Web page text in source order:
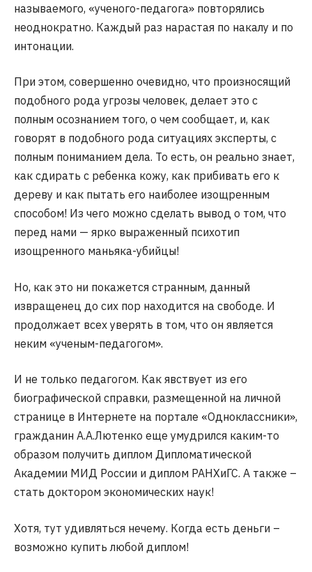
называемого, «ученого-педагога» повторялись
неоднократно. Каждый раз нарастая по накалу и по
интонации.
При этом, совершенно очевидно, что произносящий
подобного рода угрозы человек, делает это с
полным осознанием того, о чем сообщает, и, как
говорят в подобного рода ситуациях эксперты, с
полным пониманием дела. То есть, он реально знает,
как сдирать с ребенка кожу, как прибивать его к
дереву и как пытать его наиболее изощренным
способом! Из чего можно сделать вывод о том, что
перед нами — ярко выраженный психотип
изощренного маньяка-убийцы!
Но, как это ни покажется странным, данный
извращенец до сих пор находится на свободе. И
продолжает всех уверять в том, что он является
неким «ученым-педагогом».
И не только педагогом. Как явствует из его
биографической справки, размещенной на личной
странице в Интернете на портале «Одноклассники»,
гражданин А.А.Лютенко еще умудрился каким-то
образом получить диплом Дипломатической
Академии МИД России и диплом РАНХиГС. А также –
стать доктором экономических наук!
Хотя, тут удивляться нечему. Когда есть деньги –
возможно купить любой диплом!